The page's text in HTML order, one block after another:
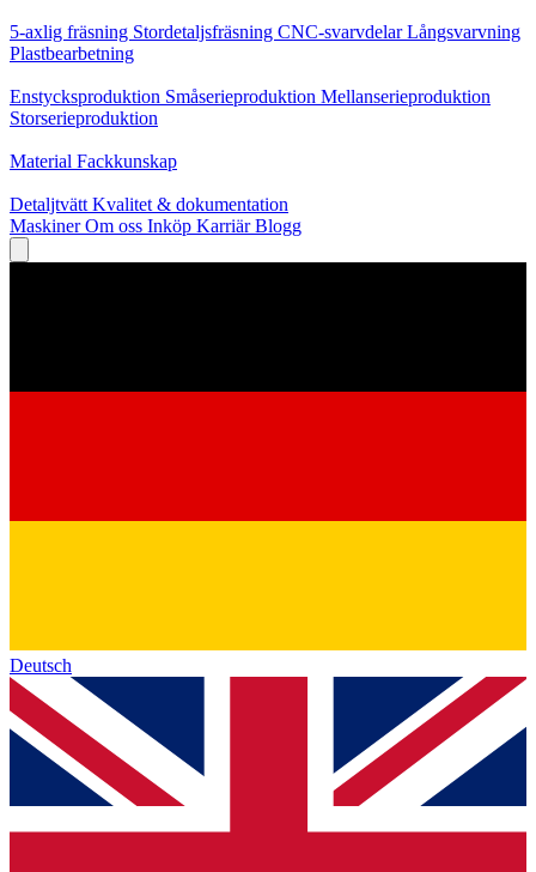
5-axlig fräsning Stordetaljsfräsning CNC-svarvdelarLångsvarvning
Plastbearbetning
Enstycksproduktion Småserieproduktion Mellanserieproduktion
Storserieproduktion
Material Fackkunskap
Detaljtvätt Kvalitet & dokumentation
MaskinerOm oss Inköp KarriärBlogg
Deutsch